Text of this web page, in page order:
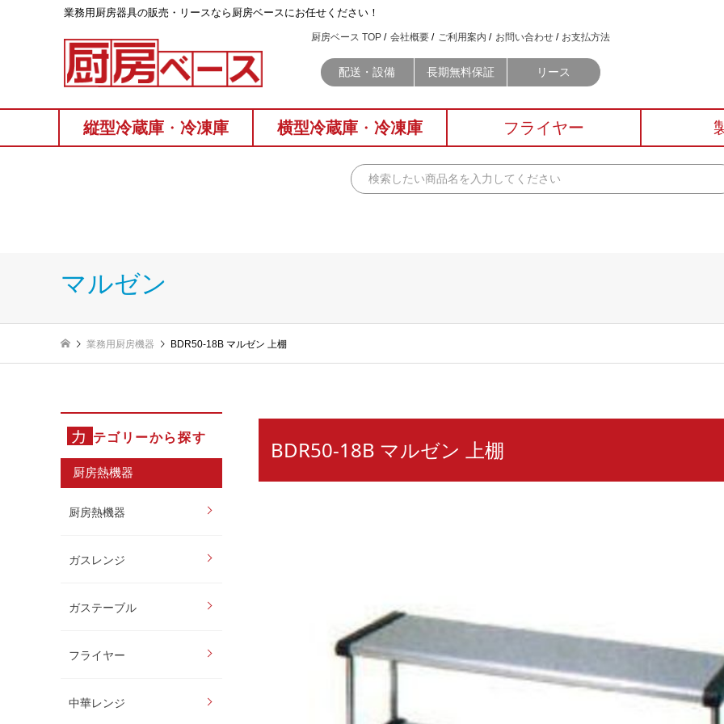
業務⽤厨房器具の販売・リースなら厨房ベースにお任せください！
厨房ベース TOP 会社概要 ご利用案内 お問い合わせ お支払方法
配送・設備 長期無料保証 リース
縦型冷蔵庫 ・ 冷凍庫 横型冷蔵庫 ・ 冷凍庫 フライヤー
マルゼン
業務用厨房機器 BDR50-18B マルゼン 上棚
カ テゴリーから探す
厨房熱機器
厨房熱機器
ガスレンジ
ガステーブル
フライヤー
中華レンジ
BDR50-18B マルゼン 上棚